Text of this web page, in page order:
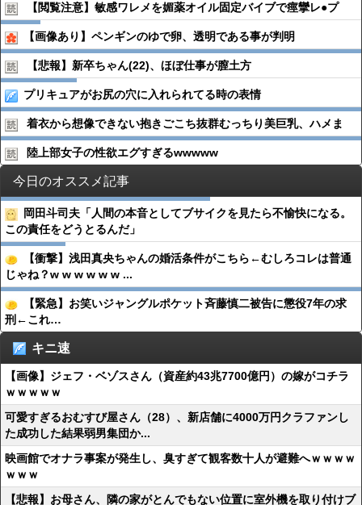
【閲覧注意】敏感ワレメを媚薬オイル固定バイブで痙攣レ●︎プ
【画像あり】ペンギンのゆで卵、透明である事が判明
【悲報】新卒ちゃん(22)、ほぼ仕事が膣土方
プリキュアがお尻の穴に入れられてる時の表情
着衣から想像できない抱きごこち抜群むっちり美巨乳、ハメま
陸上部女子の性欲エグすぎるwwwww
今日のオススメ記事
岡田斗司夫「人間の本音としてブサイクを見たら不愉快になる。
この責任をどうとるんだ」
【衝撃】浅田真央ちゃんの婚活条件がこちら←むしろコレは普通
じゃね？w w w w w w ...
【緊急】お笑いジャングルポケット斉藤慎二被告に懲役7年の求
刑←これ…
キニ速
【画像】ジェフ・ベゾスさん（資産約43兆7700億円）の嫁がコチラ
ｗｗｗｗｗ
可愛すぎるおむすび屋さん（28）、新店舗に4000万円クラファンし
た成功した結果弱男集団か...
映画館でオナラ事案が発生し、臭すぎて観客数十人が避難へｗｗｗｗ
ｗｗｗ
【悲報】お母さん、隣の家がとんでもない位置に室外機を取り付けブ